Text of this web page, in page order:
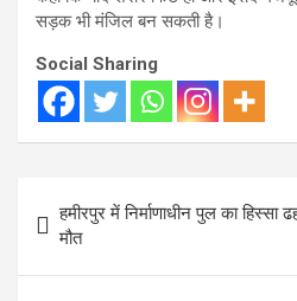
सड़क भी मंजिल बन सकती है।
Social Sharing
Post
navigation
हमीरपुर में निर्माणाधीन पुल का
मौत